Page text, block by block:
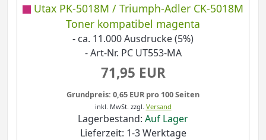
Utax PK-5018M / Triumph-Adler CK-5018M
Toner kompatibel magenta
- ca. 11.000 Ausdrucke (5%)
- Art-Nr. PC UT553-MA
71,95 EUR
Grundpreis: 0,65 EUR pro 100 Seiten
inkl. MwSt. zzgl. Versand
Lagerbestand: Auf Lager
Lieferzeit: 1-3 Werktage